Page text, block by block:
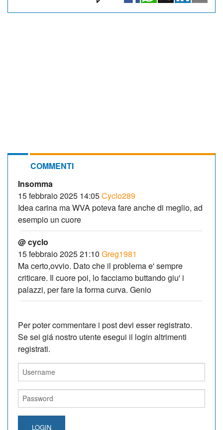
COMMENTI
Insomma
15 febbraio 2025 14:05Cyclo289
Idea carina ma WVA poteva fare anche di meglio, ad
esempio un cuore
@ cyclo
15 febbraio 2025 21:10 Greg1981
Ma certo,ovvio. Dato che il problema e' sempre
criticare. Il cuore poi, lo facciamo buttando giu' i
palazzi, per fare la forma curva. Genio
Per poter commentare i post devi esser registrato.
Se sei giá nostro utente esegui il login altrimenti
registrati.
LOGIN